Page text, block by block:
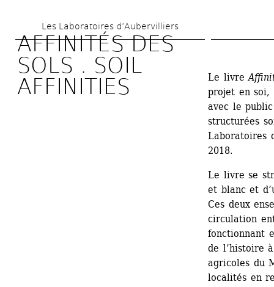
au
contenu
principal
Les Laboratoires d’Aubervilliers
AFFINITÉS DES
SOLS . SOIL
AFFINITIES
Le livre
projet en soi,
avec le
structurées
Laboratoires
2018.
Le livre se
et blanc et
Ces deux
circulation
fonctionnant
de l’histoire
agricoles du
localités en